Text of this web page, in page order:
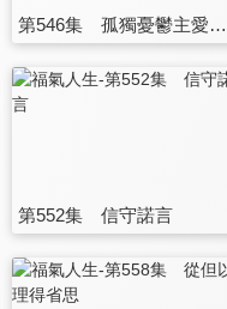
第546集 孤獨憂鬱主愛有解
第552集 信守諾言